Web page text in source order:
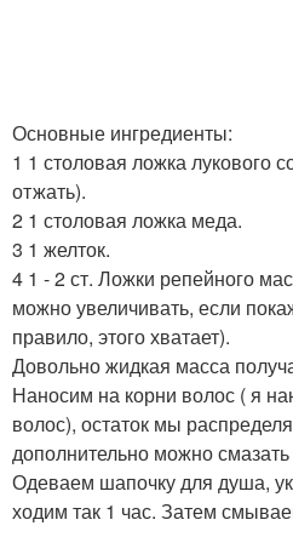
Основные ингредиенты:
1 1 столовая ложка лукового
отжать).
2 1 столовая ложка меда.
3 1 желток.
4 1 - 2 ст. Ложки репейного
можно увеличивать, если
правило, этого хватает).
Довольно жидкая масса
Наносим на корни волос ( я
волос), остаток мы
дополнительно можно
Одеваем шапочку для душа,
ходим так 1 час. Затем